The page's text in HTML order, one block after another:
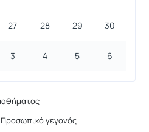
27 28 29 30
3 4 5 6
Προσωπικό γεγονός